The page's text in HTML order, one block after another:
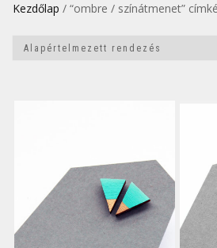
Kezdőlap / “ombre / színátmenet”